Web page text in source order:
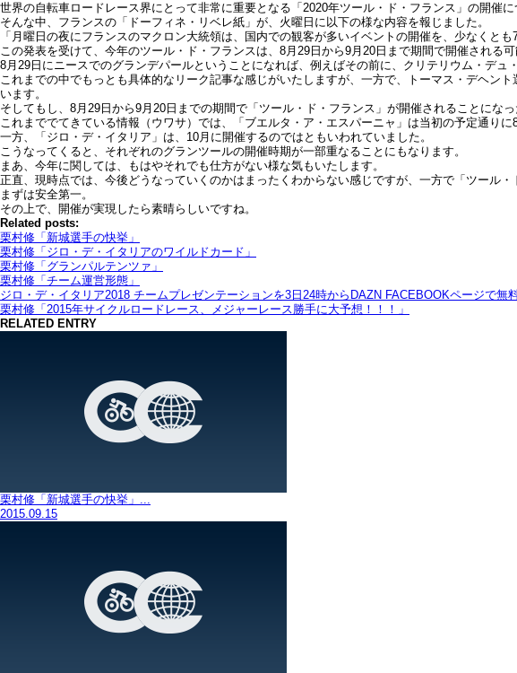
世界の自転車ロードレース界にとって非常に重要となる「2020年ツール・ド・フランス」の開催
そんな中、フランスの「ドーフィネ・リベレ紙」が、火曜日に以下の様な内容を報じました。
「月曜日の夜にフランスのマクロン大統領は、国内での観客が多いイベントの開催を、少なくと
この発表を受けて、今年のツール・ド・フランスは、8月29日から9月20日まで期間で開催される可
8月29日にニースでのグランデパールということになれば、例えばその前に、クリテリウム・デ
これまでの中でもっとも具体的なリーク記事な感じがいたしますが、一方で、トーマス・デヘ
います。
そしてもし、8月29日から9月20日までの期間で「ツール・ド・フランス」が開催されることにな
これまででてきている情報（ウワサ）では、「ブエルタ・ア・エスパーニャ」は当初の予定通りに
一方、「ジロ・デ・イタリア」は、10月に開催するのではともいわれていました。
こうなってくると、それぞれのグランツールの開催時期が一部重なることにもなります。
まあ、今年に関しては、もはやそれでも仕方がない様な気もいたします。
正直、現時点では、今後どうなっていくのかはまったくわからない感じですが、一方で「ツール
まずは安全第一。
その上で、開催が実現したら素晴らしいですね。
Related posts:
栗村修「新城選手の快挙」
栗村修「ジロ・デ・イタリアのワイルドカード」
栗村修「グランパルテンツァ」
栗村修「チーム運営形態」
ジロ・デ・イタリア2018 チームプレゼンテーションを3日24時からDAZN FACEBOOKページで無
栗村修「2015年サイクルロードレース、メジャーレース勝手に大予想！！！」
RELATED ENTRY
栗村修「新城選手の快挙」...
2015.09.15